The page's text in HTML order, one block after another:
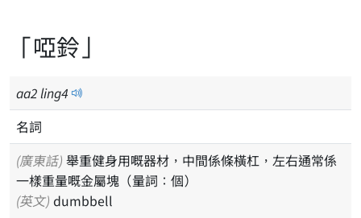
「啞鈴」
aa2ling4
名詞
(廣東話)
一樣重量嘅金屬塊（量詞：個）
(英文) dumbbell